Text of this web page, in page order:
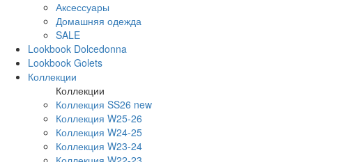
Аксессуары
Домашняя одежда
SALE
Lookbook Dolcedonna
Lookbook Golets
Коллекции
Коллекции
Коллекция SS26 new
Коллекция W25-26
Коллекция W24-25
Коллекция W23-24